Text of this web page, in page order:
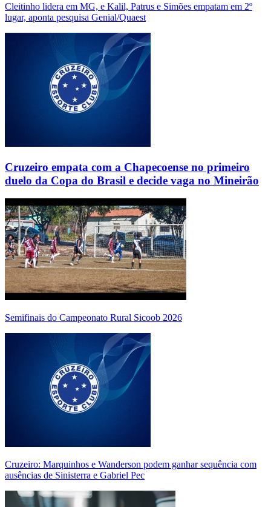
Cleitinho lidera em MG, e Kalil, Patrus e Simões empatam em 2º
lugar, aponta pesquisa Genial/Quaest
Cruzeiro empata com a Chapecoense no primeiro
duelo da Copa do Brasil e decide vaga no Mineirão
Semifinais do Campeonato Rural Sicoob 2026
Cruzeiro: Marquinhos e Wanderson podem ganhar sequência com
ausências de Sinisterra e Gabriel Pec